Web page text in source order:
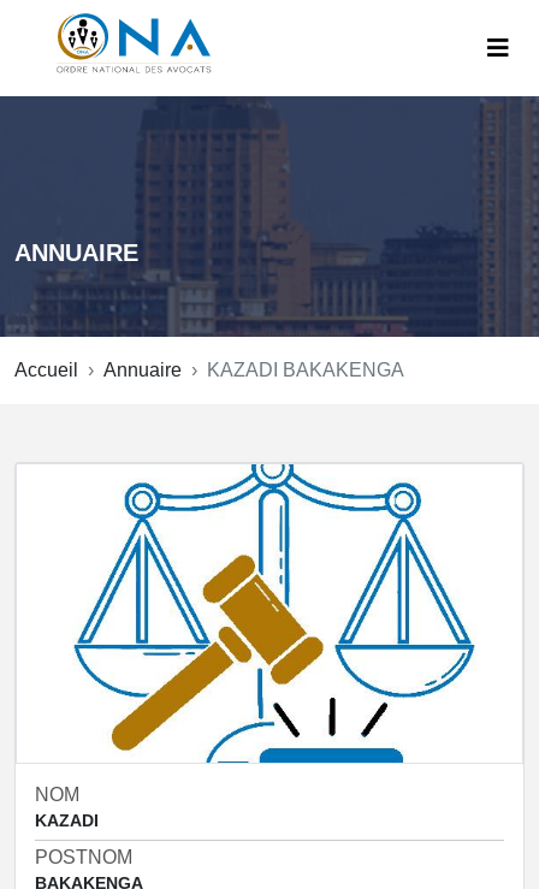
ANNUAIRE
Accueil Annuaire KAZADI BAKAKENGA
NOM
KAZADI
POSTNOM
BAKAKENGA